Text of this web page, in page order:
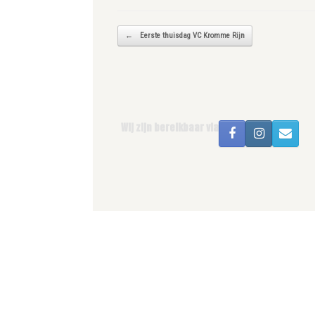
Bericht navigatie
← Eerste thuisdag VC Kromme Rijn